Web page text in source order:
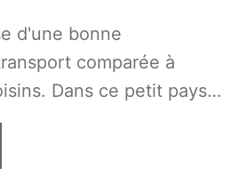
d'une bonne
comparée à
Dans ce petit pays…